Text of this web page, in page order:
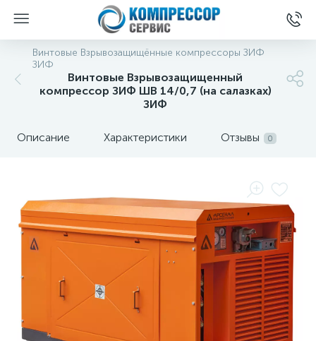
Винтовые Взрывозащищённые компрессоры ЗИФ
ЗИФ
Винтовые Взрывозащищенный
компрессор ЗИФ ШВ 14/0,7 (на салазках)
ЗИФ
Описание Характеристики Отзывы 0